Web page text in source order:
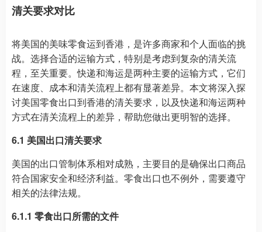
清关要求对比
将美国的美味零食运到香港，是许多商家和个人面临的挑
战。选择合适的运输方式，特别是考虑到复杂的清关流
程，至关重要。快递和海运是两种主要的运输方式，它们
在速度、成本和清关流程上都有显著差异。本文将深入探
讨美国零食出口到香港的清关要求，以及快递和海运两种
方式在清关流程上的差异，帮助您做出更明智的选择。
6.1 美国出口清关要求
美国的出口管制体系相对成熟，主要目的是确保出口商品
符合国家安全和经济利益。零食出口也不例外，需要遵守
相关的法律法规。
6.1.1 零食出口所需的文件